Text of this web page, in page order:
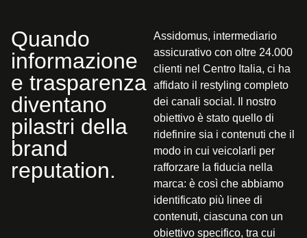
Quando
informazione
e trasparenza
diventano
pilastri della
brand
reputation.
Assidomus, intermediario
assicurativo con oltre 24.000
clienti nel Centro Italia, ci ha
affidato il restyling completo
dei canali social. Il nostro
obiettivo è stato quello di
ridefinire sia i contenuti che il
modo in cui veicolarli per
rafforzare la fiducia nella
marca: è così che abbiamo
identificato più linee di
contenuti, ciascuna con un
obiettivo specifico, tra cui